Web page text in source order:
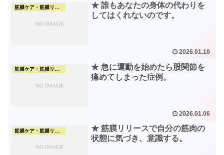
筋膜ケア・筋膜リリース
★ 誰もあなたの身体の代わりを
してはくれないのです。
2026.01.10
★ 急に運動を始めたら股関節を
痛めてしまった症例。
2026.01.06
★ 筋膜リリースで自分の筋肉の
状態に気づき、意識する。